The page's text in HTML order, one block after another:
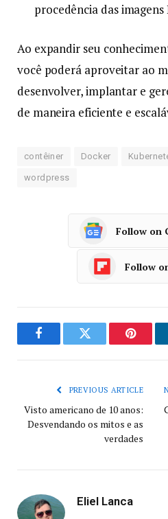
procedência das imagens
Ao expandir seu
você poderá aproveitar ao
desenvolver, implantar e
de maneira eficiente e
contêiner Docker
wordpress
Follow on
Follow
FacebookTwitter
PREVIOUS ARTICLE
Visto americano de 10 anos:
Desvendando os mitos e as
verdades
Eliel Lanca